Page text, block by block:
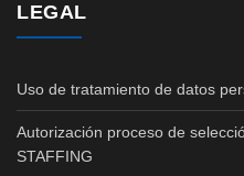
LEGAL
Uso de tratamiento de datos
Autorización proceso de
STAFFING